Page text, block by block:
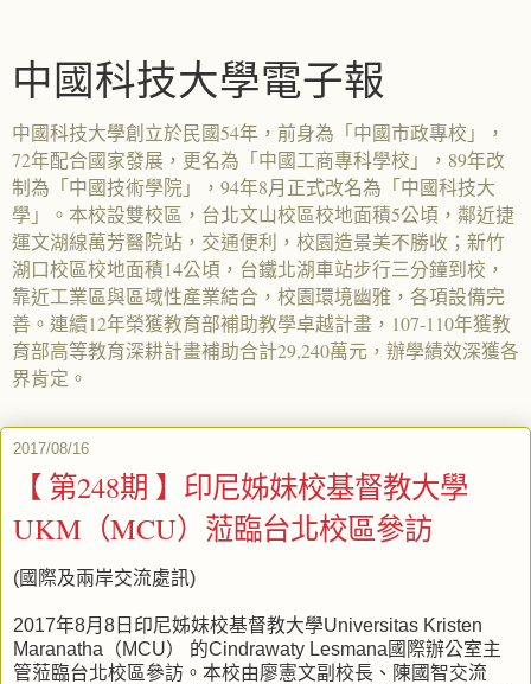
中國科技大學電子報
中國科技大學創立於民國54年，前身為「中國市政專校」，
72年配合國家發展，更名為「中國工商專科學校」，89年改
制為「中國技術學院」，94年8月正式改名為「中國科技大
學」。本校設雙校區，台北文山校區校地面積5公頃，鄰近捷
運文湖線萬芳醫院站，交通便利，校園造景美不勝收；新竹
湖口校區校地面積14公頃，台鐵北湖車站步行三分鐘到校，
靠近工業區與區域性產業結合，校園環境幽雅，各項設備完
善。連續12年榮獲教育部補助教學卓越計畫，107-110年獲教
育部高等教育深耕計畫補助合計29,240萬元，辦學績效深獲各
界肯定。
2017/08/16
【 第248期 】印尼姊妹校基督教大學
UKM（MCU）蒞臨台北校區參訪
(國際及兩岸交流處訊)
2017年8月8日印尼姊妹校基督教大學Universitas Kristen
Maranatha（MCU） 的Cindrawaty Lesmana國際辦公室主
管蒞臨台北校區參訪。本校由廖憲文副校長、陳國智交流